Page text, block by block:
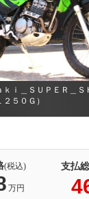
ｋｉ＿ＳＵＰＥＲ＿Ｓ
２５０Ｇ）
(税込)
万円
支払